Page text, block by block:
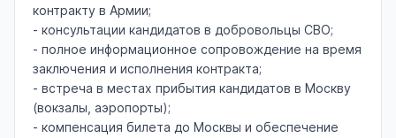
контракту в Армии;
- консультации кандидатов в добровольцы СВО;
- полное информационное сопровождение на время
заключения и исполнения контракта;
- встреча в местах прибытия кандидатов в Москву
(вокзалы, аэропорты);
- компенсация билета до Москвы и обеспечение